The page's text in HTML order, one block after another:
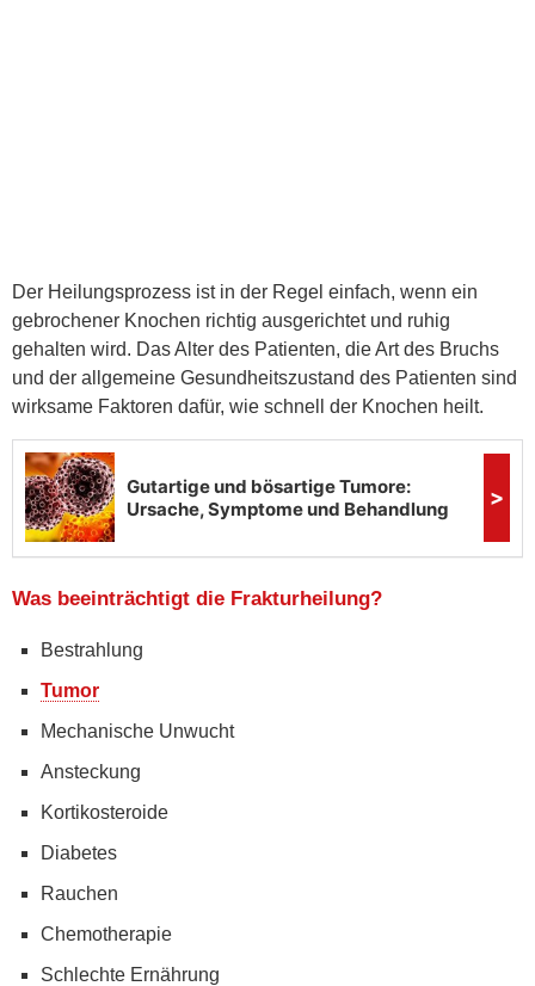
Der Heilungsprozess ist in der Regel einfach, wenn ein
gebrochener Knochen richtig ausgerichtet und ruhig
gehalten wird. Das Alter des Patienten, die Art des Bruchs
und der allgemeine Gesundheitszustand des Patienten sind
wirksame Faktoren dafür, wie schnell der Knochen heilt.
Was beeinträchtigt die Frakturheilung?
Bestrahlung
Tumor
Mechanische Unwucht
Ansteckung
Kortikosteroide
Diabetes
Rauchen
Chemotherapie
Schlechte Ernährung